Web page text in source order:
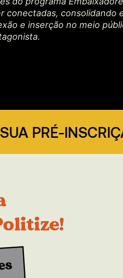
conectadas, consolidando
e inserção no meio
INSCRIÇÃO!